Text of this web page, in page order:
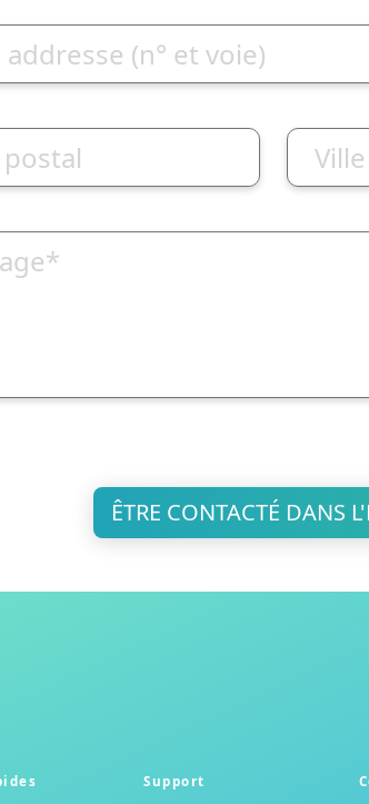
(n° et voie)
Ville
ÊTRE CONTACTÉ DANS
Support